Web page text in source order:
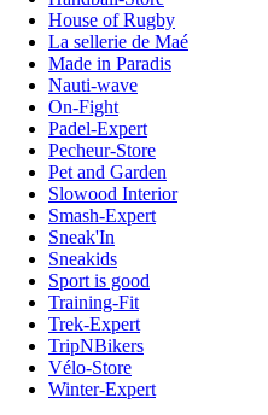
House of Rugby
La sellerie de Maé
Made in Paradis
Nauti-wave
On-Fight
Padel-Expert
Pecheur-Store
Pet and Garden
Slowood Interior
Smash-Expert
Sneak'In
Sneakids
Sport is good
Training-Fit
Trek-Expert
TripNBikers
Vélo-Store
Winter-Expert